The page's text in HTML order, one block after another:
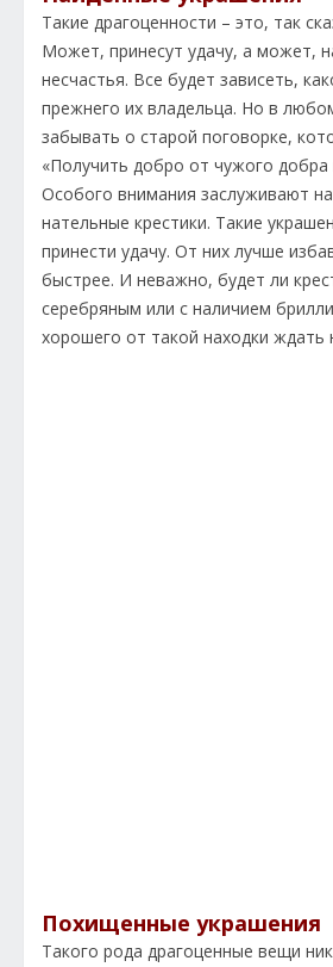
Такие драгоценности – это, так
Может, принесут удачу, а может,
несчастья. Все будет зависеть,
прежнего их владельца. Но в
забывать о старой поговорке,
«Получить добро от чужого добра
Особого внимания заслуживают
нательные крестики. Такие
принести удачу. От них лучше
быстрее. И неважно, будет ли
серебряным или с наличием
хорошего от такой находки ждать
Похищенные украшения
Такого рода драгоценные вещи